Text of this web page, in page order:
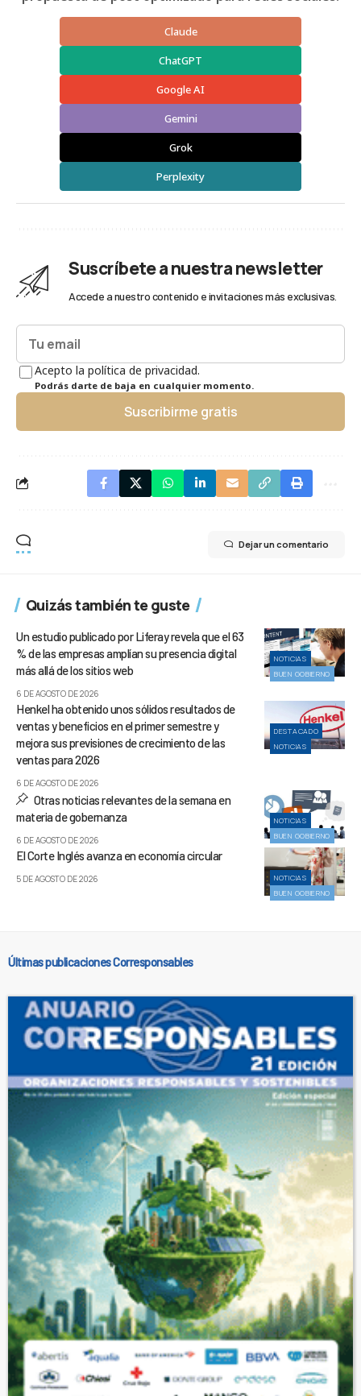
Claude
ChatGPT
Google AI
Gemini
Grok
Perplexity
Suscríbete a nuestra newsletter
Accede a nuestro contenido e invitaciones más exclusivas.
Acepto la política de privacidad.
Podrás darte de baja en cualquier momento.
Suscribirme gratis
Dejar un comentario
Quizás también te guste
NOTICIAS
BUEN GOBIERNO
Un estudio publicado por Liferay revela que el 63
% de las empresas amplían su presencia digital
más allá de los sitios web
6 DE AGOSTO DE 2026
DESTACADO
NOTICIAS
Henkel ha obtenido unos sólidos resultados de
ventas y beneficios en el primer semestre y
mejora sus previsiones de crecimiento de las
ventas para 2026
6 DE AGOSTO DE 2026
NOTICIAS
BUEN GOBIERNO
Otras noticias relevantes de la semana en
materia de gobernanza
6 DE AGOSTO DE 2026
NOTICIAS
BUEN GOBIERNO
El Corte Inglés avanza en economía circular
5 DE AGOSTO DE 2026
Últimas publicaciones Corresponsables